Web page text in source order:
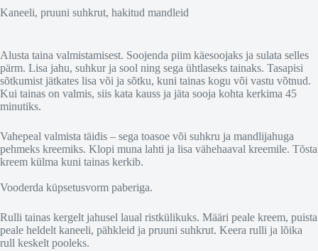
Kaneeli, pruuni suhkrut, hakitud mandleid
Alusta taina valmistamisest. Soojenda piim käesoojaks ja sulata selles
pärm. Lisa jahu, suhkur ja sool ning sega ühtlaseks tainaks. Tasapisi
sõtkumist jätkates lisa või ja sõtku, kuni tainas kogu või vastu võtnud.
Kui tainas on valmis, siis kata kauss ja jäta sooja kohta kerkima 45
minutiks.
Vahepeal valmista täidis – sega toasoe või suhkru ja mandlijahuga
pehmeks kreemiks. Klopi muna lahti ja lisa vähehaaval kreemile. Tõsta
kreem külma kuni tainas kerkib.
Vooderda küpsetusvorm paberiga.
Rulli tainas kergelt jahusel laual ristkülikuks. Määri peale kreem, puista
peale heldelt kaneeli, pähkleid ja pruuni suhkrut. Keera rulli ja lõika
rull keskelt pooleks.